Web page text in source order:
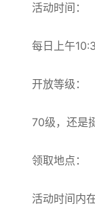
活动时间：
每日上午
开放等级：
70级，还是
领取地点：
活动时间内